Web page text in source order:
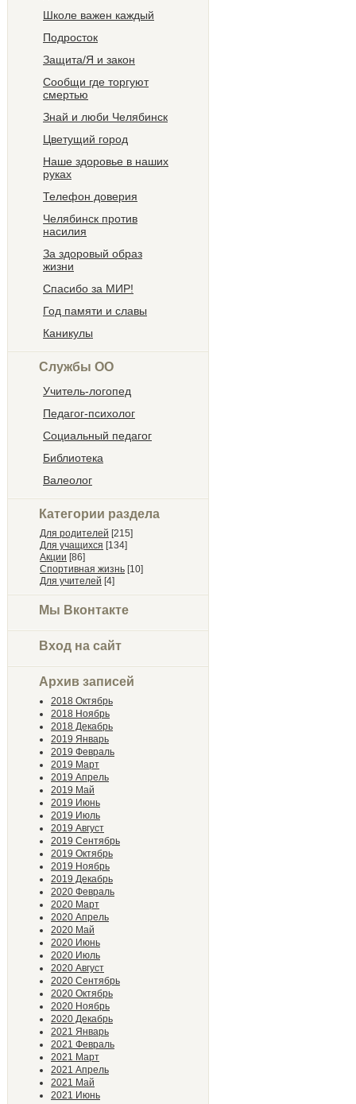
Школе важен каждый
Подросток
Защита/Я и закон
Сообщи где торгуют
смертью
Знай и люби Челябинск
Цветущий город
Наше здоровье в наших
руках
Телефон доверия
Челябинск против
насилия
За здоровый образ
жизни
Спасибо за МИР!
Год памяти и славы
Каникулы
Службы ОО
Учитель-логопед
Педагог-психолог
Социальный педагог
Библиотека
Валеолог
Категории раздела
Для родителей [215]
Для учащихся [134]
Акции [86]
Спортивная жизнь [10]
Для учителей [4]
Мы Вконтакте
Вход на сайт
Архив записей
2018 Октябрь
2018 Ноябрь
2018 Декабрь
2019 Январь
2019 Февраль
2019 Март
2019 Апрель
2019 Май
2019 Июнь
2019 Июль
2019 Август
2019 Сентябрь
2019 Октябрь
2019 Ноябрь
2019 Декабрь
2020 Февраль
2020 Март
2020 Апрель
2020 Май
2020 Июнь
2020 Июль
2020 Август
2020 Сентябрь
2020 Октябрь
2020 Ноябрь
2020 Декабрь
2021 Январь
2021 Февраль
2021 Март
2021 Апрель
2021 Май
2021 Июнь